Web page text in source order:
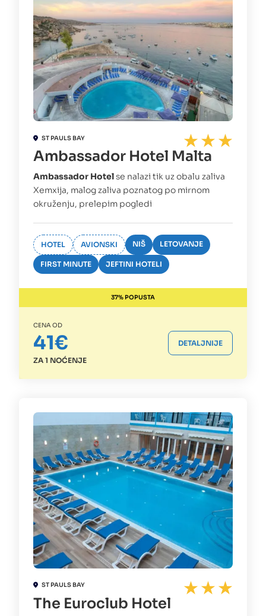
ST PAULS BAY
Ambassador Hotel Malta
Ambassador Hotelse nalazi tik uz obalu zaliva
Xemxija, malog zaliva poznatog po mirnom
okruženju, prelepim pogledi
HOTEL AVIONSKI NIŠ LETOVANJE
FIRST MINUTE JEFTINI HOTELI
37% POPUSTA
CENA OD
41€
ZA 1 NOĆENJE
DETALJNIJE
ST PAULS BAY
The Euroclub Hotel